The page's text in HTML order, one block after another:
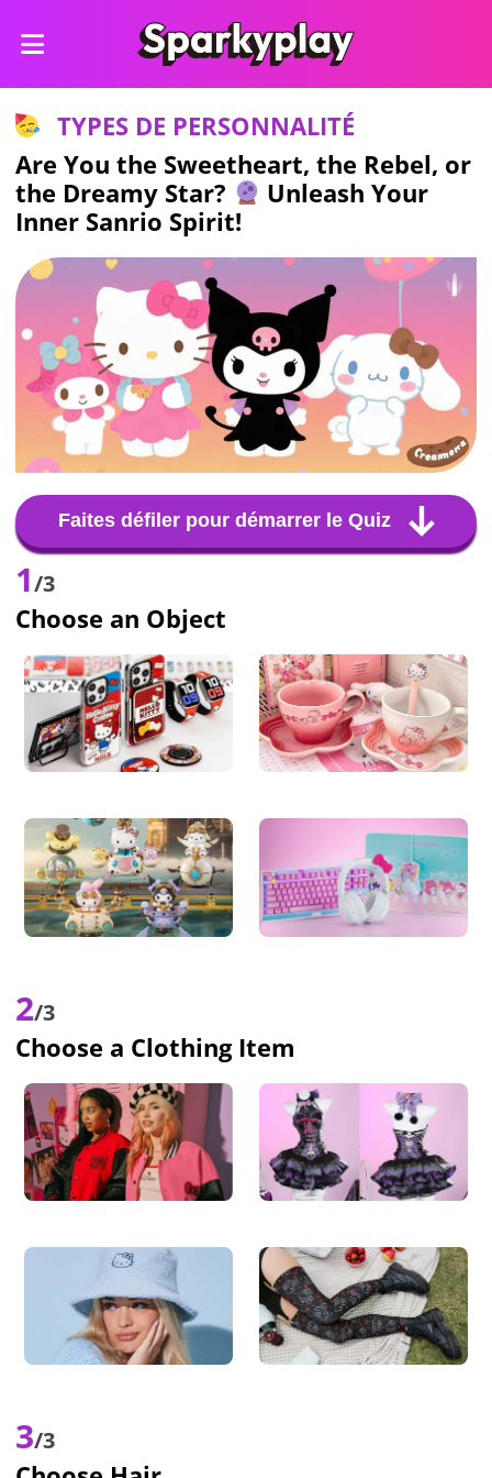
TYPES DE PERSONNALITÉ
Are You the Sweetheart, the Rebel, or
the Dreamy Star?
Unleash Your
Inner Sanrio Spirit!
Faites défiler pour démarrer le Quiz
1/3
Choose an Object
2/3
Choose a Clothing Item
3/3